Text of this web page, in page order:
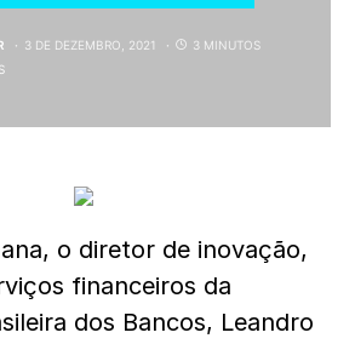
3 DE DEZEMBRO, 2021
3 MINUTOS
o diretor de inovação,
financeiros da
dos Bancos, Leandro